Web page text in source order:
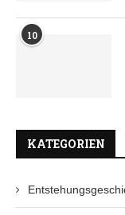
10
KATEGORIEN